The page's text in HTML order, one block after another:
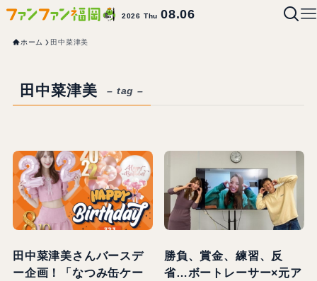
2026 Thu08.06
ホーム 田中菜津美
田中菜津美 – tag –
田中菜津美さんバースデ
ー企画！「なつみ缶ケー
勝負、賞金、練習、反
省…ボートレーサー×元ア